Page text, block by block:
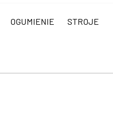
OGUMIENIE STROJE